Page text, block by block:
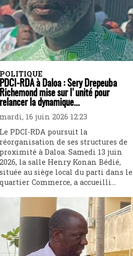
POLITIQUE
PDCI-RDA à Daloa : Sery Drepeuba
Richemond mise sur l'unité pour
relancer la dynamique...
mardi, 16 juin 2026 12:23
Le PDCI-RDA poursuit la
réorganisation de ses structures de
proximité à Daloa. Samedi 13 juin
2026, la salle Henry Konan Bédié,
située au siège local du parti dans le
quartier Commerce, a accueilli...